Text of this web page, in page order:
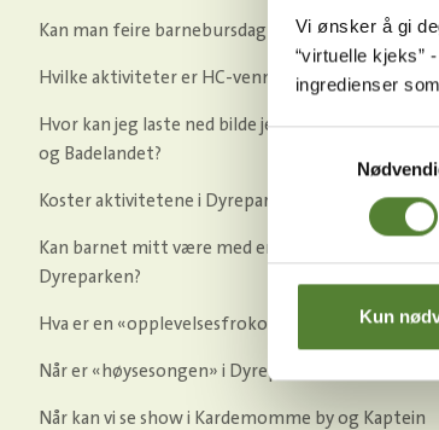
Vi ønsker å gi
“virtuelle kjeks”
ingredienser
Kun
Kan man feire barnebursdag i Dyreparken?
Hvilke aktiviteter er HC-vennlige i Dyreparken?
Hvor kan jeg laste ned bilde jeg har kjøpt i
og Badelandet?
Koster aktivitetene i Dyreparken noe?
Kan barnet mitt være med en dyrepasser en dag i
Dyreparken?
Hva er en «opplevelsesfrokost» i Dyreparken?
Når er «høysesongen» i Dyreparken?
Når kan vi se show i Kardemomme by og Kaptein